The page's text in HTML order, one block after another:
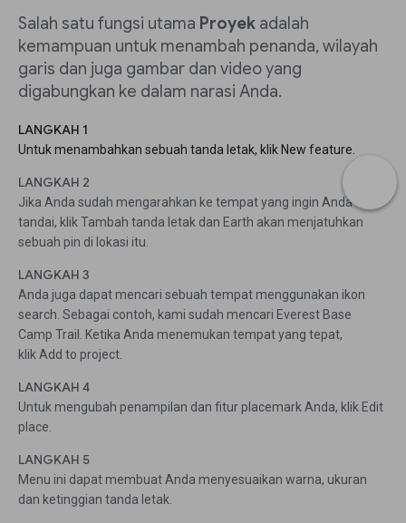
Salah satu fungsi utama Proyek adalah
kemampuan untuk menambah penanda, wilayah
garis dan juga gambar dan video yang
digabungkan ke dalam narasi Anda.
LANGKAH 1
Untuk menambahkan sebuah tanda letak, klik New feature.
LANGKAH 2
Jika Anda sudah mengarahkan ke tempat yang ingin Anda
tandai, klik Tambah tanda letak dan Earth akan menjatuhkan
sebuah pin di lokasi itu.
LANGKAH 3
Anda juga dapat mencari sebuah tempat menggunakan ikon
search. Sebagai contoh, kami sudah mencari Everest Base
Camp Trail. Ketika Anda menemukan tempat yang tepat,
klik Add to project.
LANGKAH 4
Untuk mengubah penampilan dan fitur placemark Anda, klik Edit
place.
LANGKAH 5
Menu ini dapat membuat Anda menyesuaikan warna, ukuran
dan ketinggian tanda letak.